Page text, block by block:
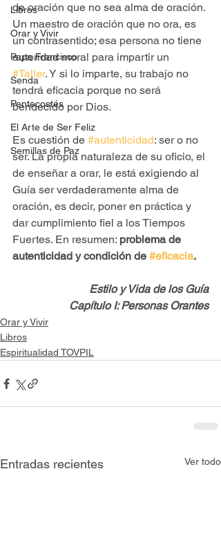
Libros
Orar y Vivir
Papa Francisco
Senda
Pentecostés
El Arte de Ser Feliz
Semillas de Paz
de oración que no sea alma de oración.
Un maestro de oración que no ora, es
un contrasentido; esa persona no tiene
autoridad moral para impartir un
#Taller. Y si lo imparte, su trabajo no
tendrá eficacia porque no será
bendecido por Dios.
Es cuestión de #autenticidad: ser o no
ser. La propia naturaleza de su oficio, el
de enseñar a orar, le está exigiendo al
Guía ser verdaderamente alma de
oración, es decir, poner en práctica y
dar cumplimiento fiel a los Tiempos
Fuertes. En resumen: problema de
autenticidad y condición de #eficacia.
Estilo y Vida de los Guía
Capítulo I: Personas Orantes
Orar y Vivir
Libros
Espiritualidad TOVPIL
Entradas recientes Ver todo